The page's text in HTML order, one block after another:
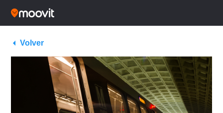
Volver